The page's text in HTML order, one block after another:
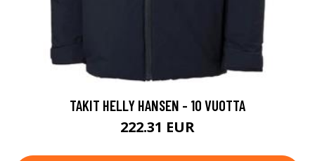
TAKIT HELLY HANSEN - 10 VUOTTA
222.31 EUR